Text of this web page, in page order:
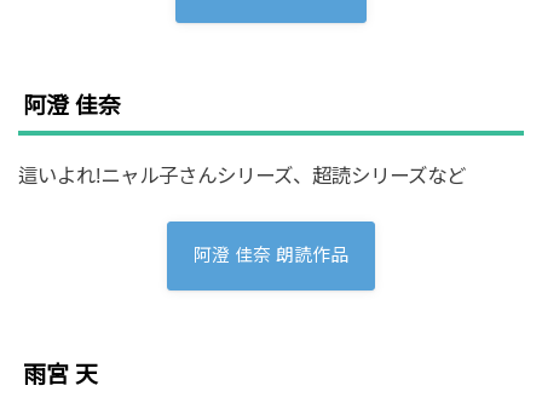
阿澄 佳奈
這いよれ!ニャル子さんシリーズ、超読シリーズなど
阿澄 佳奈 朗読作品
雨宮 天